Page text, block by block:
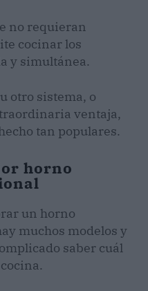
no requieran
cocinar los
y simultánea.
otro sistema, o
ventaja,
tan populares.
horno
un horno
muchos modelos y
saber cuál